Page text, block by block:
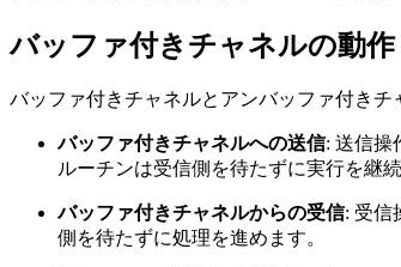
バッファ付きチャネルの動作
バッファ付きチャネルとアンバッファ付きチ
バッファ付きチャネルへの送信: 送信操
ルーチンは受信側を待たずに実行を継続
バッファ付きチャネルからの受信: 受信
側を待たずに処理を進めます。